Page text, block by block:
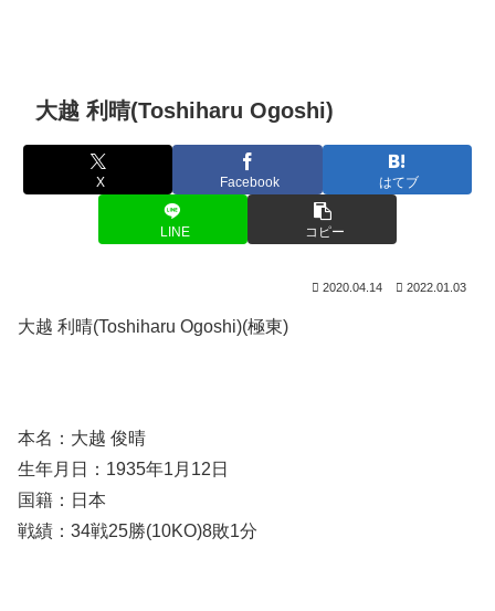
大越 利晴(Toshiharu Ogoshi)
X Facebook はてブ
LINE コピー
2020.04.14 2022.01.03
大越 利晴(Toshiharu Ogoshi)(極東)
本名：大越 俊晴
生年月日：1935年1月12日
国籍：日本
戦績：34戦25勝(10KO)8敗1分